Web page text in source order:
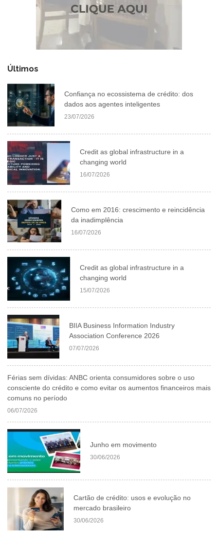
Últimos
Confiança no ecossistema de crédito: dos
dados aos agentes inteligentes
23/07/2026
Credit as global infrastructure in a
changing world
16/07/2026
Como em 2016: crescimento e reincidência
da inadimplência
16/07/2026
Credit as global infrastructure in a
changing world
15/07/2026
BIIA Business Information Industry
Association Conference 2026
07/07/2026
Férias sem dívidas: ANBC orienta consumidores sobre o uso
consciente do crédito e como evitar os aumentos financeiros mais
comuns no período
06/07/2026
Junho em movimento
30/06/2026
Cartão de crédito: usos e evolução no
mercado brasileiro
30/06/2026